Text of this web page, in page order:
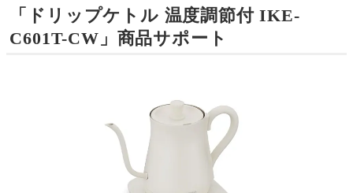
「ドリップケトル 温度調節付 IKE-
C601T-CW」商品サポート